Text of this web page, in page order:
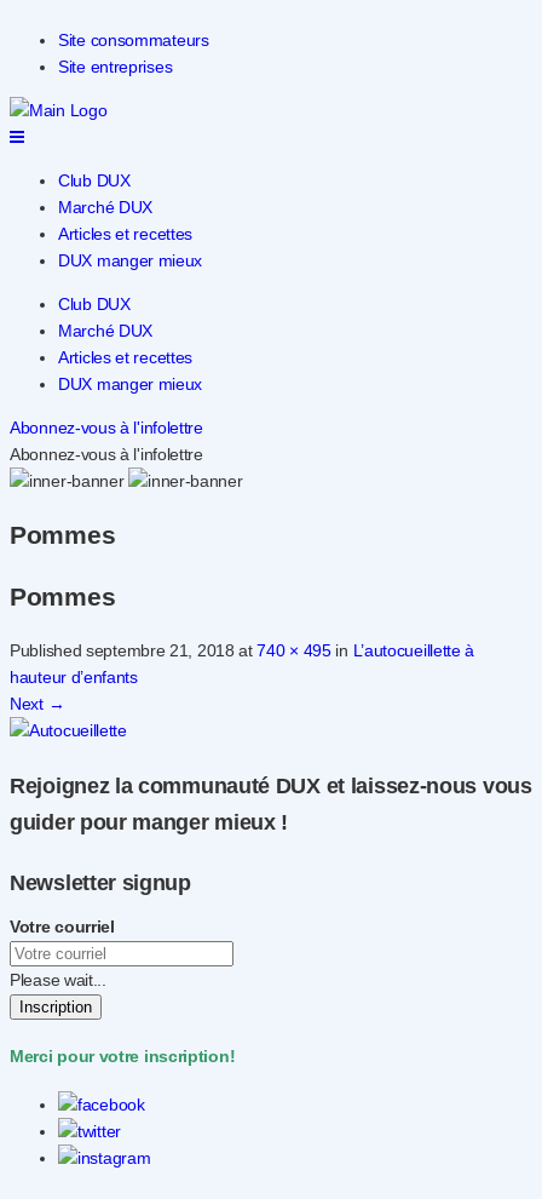
Site consommateurs
Site entreprises
Club DUX
Marché DUX
Articles et recettes
DUX manger mieux
Club DUX
Marché DUX
Articles et recettes
DUX manger mieux
Abonnez-vous à l'infolettre
Abonnez-vous à l'infolettre
Pommes
Pommes
Publishedseptembre 21, 2018 at740 × 495in L’autocueillette à
hauteur d’enfants
Next →
Rejoignez la communauté DUX et laissez-nous vous
guider pour manger mieux !
Newsletter signup
Votre courriel
Please wait...
Inscription
Merci pour votre inscription!